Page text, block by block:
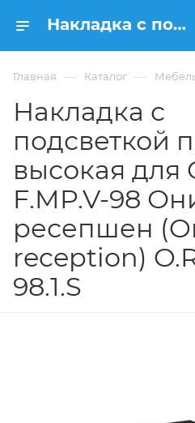
Накладка с подсветкой прямая высокая для O.R-F.MP.V-98 Оникс ресепшен (Onix reception) O.R-NP.V-98.1.S из ЛДСП купить в Москве, цена 11 178 ₽. - интернет-магазин ФРАНКОМ
Главная — Каталог —
Накладка с
подсветкой
высокая для
F.MP.V-98
ресепшен
reception)
98.1.S